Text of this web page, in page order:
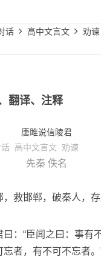
话 高中文言文 劝谏
翻译、注释
唐雎说信陵君
高中文言文 劝谏
先秦 佚名
救邯郸，破秦人，存
“臣闻之曰：事有
者，有不可不忘者。